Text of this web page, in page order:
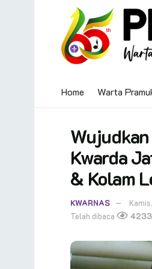
Home Warta
Kwarda
& Kolam
KWARNAS
Telah dibaca
4233